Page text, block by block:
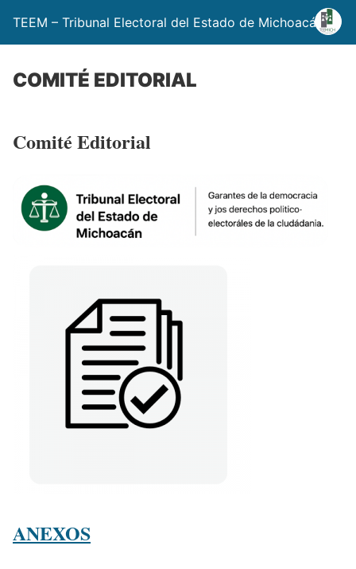
TEEM – Tribunal Electoral del Estado de Michoacán
COMITÉ EDITORIAL
Comité Editorial
ANEXOS